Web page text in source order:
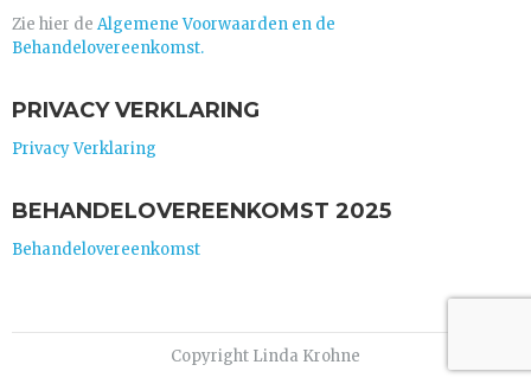
Zie hier de Algemene Voorwaarden en de
Behandelovereenkomst.
PRIVACY VERKLARING
Privacy Verklaring
BEHANDELOVEREENKOMST 2025
Behandelovereenkomst
Copyright Linda Krohne